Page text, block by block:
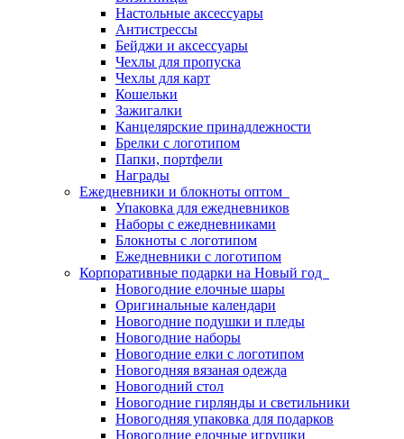
Настольные аксессуары
Антистрессы
Бейджи и аксессуары
Чехлы для пропуска
Чехлы для карт
Кошельки
Зажигалки
Канцелярские принадлежности
Брелки с логотипом
Папки, портфели
Награды
Ежедневники и блокноты оптом
Упаковка для ежедневников
Наборы с ежедневниками
Блокноты с логотипом
Ежедневники с логотипом
Корпоративные подарки на Новый год
Новогодние елочные шары
Оригинальные календари
Новогодние подушки и пледы
Новогодние наборы
Новогодние елки с логотипом
Новогодняя вязаная одежда
Новогодний стол
Новогодние гирлянды и светильники
Новогодняя упаковка для подарков
Новогодние елочные игрушки